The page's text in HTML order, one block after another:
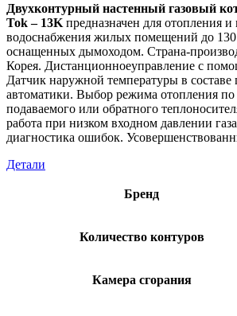
Двухконтурный настенный газовый
Tok – 13K предназначен для отопления и
водоснабжения жилых помещений до
оснащенных дымоходом. Страна-
Корея. Дистанционноеуправление с
Датчик наружной температуры в составе
автоматики. Выбор режима отопления по
подаваемого или обратного
работа при низком входном давлении
диагностика ошибок.
Детали
Бренд
Количество контуров
Камера сгорания